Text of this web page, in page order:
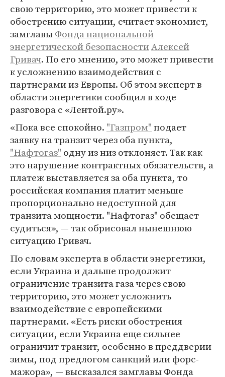
свою территорию, это может привести к
обострению ситуации, считает экономист,
замглавыФонда национальной
энергетической безопасностиАлексей
Гривач. По его мнению, это может привести
к усложнению взаимодействия с
партнерами из Европы. Об этом эксперт в
области энергетики сообщил в ходе
разговора с «Лентой.ру».
«Пока все спокойно. "Газпром"подает
заявку на транзит через оба пункта,
"Нафтогаз" одну из низ отклоняет. Так как
это нарушение контрактных обязательств, а
платеж выставляется за оба пункта, то
российская компания платит меньше
пропорционально недоступной для
транзита мощности. "Нафтогаз" обещает
судиться», — так обрисовал нынешнюю
ситуацию Гривач.
По словам эксперта в области энергетики,
если Украина и дальше продолжит
ограничение транзита газа через свою
территорию, это может усложнить
взаимодействие с европейскими
партнерами. «Есть риски обострения
ситуации, если Украина еще сильнее
ограничит транзит, особенно в преддверии
зимы, под предлогом санкций или форс-
мажора», — высказался замглавы Фонда